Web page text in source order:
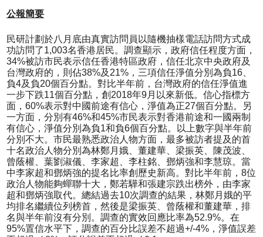
公報簡要
民研計劃於八月底由真實訪問員以隨機抽樣電話訪問方式成
功訪問了1,003名香港居民。調查顯示，政府信任程度方面，
34%被訪市民表示信任香港特區政府，信任北京中央政府及
台灣政府的，則佔38%及21%，三項信任淨值分別為負16、
負4及負20個百分點。對比半年前，台灣政府的信任淨值進
一步下跌11個百分點，創2018年9月以來新低。信心指標方
面，60%表示對中國前途有信心，淨值為正27個百分點。另
一方面，分別有46%和45%市民表示對香港前途和一國兩制
有信心，淨值分別為負1和負6個百分點。以上數字與半年前
分別不大。市民最熟悉政治人物方面，最多被訪者提及的首
十名政治人物分別為林鄭月娥、董建華、梁振英、陳茂波、
曾蔭權、葉劉淑儀、李家超、李柱銘、鄧炳強和李慧琼。當
中李家超和鄧炳強的提名比率創歷史新高。對比半年前，8位
政治人物能夠蟬聯十大，鄭若驊和張建宗跌出榜外，由李家
超和鄧炳強取代。總結過去10次調查的結果，林鄭月娥的平
均排名繼續位列榜首，然後是梁振英、曾蔭權和董建華，排
名與半年前沒有分別。調查的實效回應比率為52.9%。在
95%置信水平下，調查的百分比誤差不超過+/-4%，淨值誤差